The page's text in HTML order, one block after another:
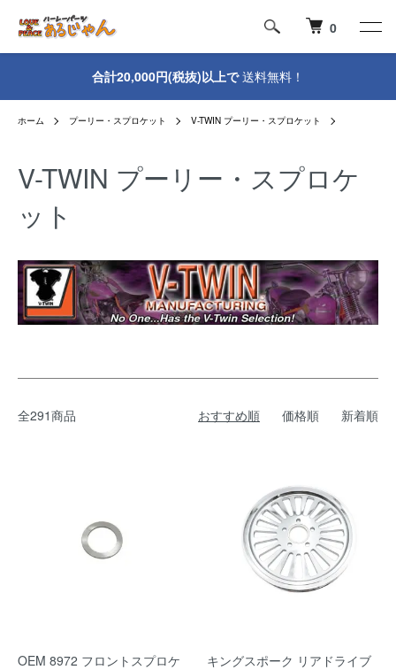
0
合計20,000円(税抜)以上で送料無料！
ホーム プーリー・スプロケット V-TWIN プーリー・スプロケット
V-TWIN プーリー・スプロケ
ット
全291商品 おすすめ順 価格順 新着順
OEM 8972 フロントスプロケ
キングスポーク リアドライブ